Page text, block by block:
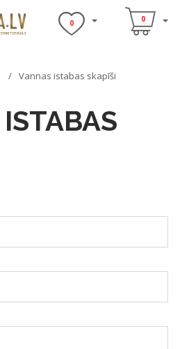
0 0
Vannas istabas skapīši